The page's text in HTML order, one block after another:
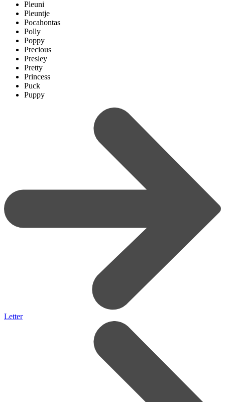
Pleuni
Pleuntje
Pocahontas
Polly
Poppy
Precious
Presley
Pretty
Princess
Puck
Puppy
Letter